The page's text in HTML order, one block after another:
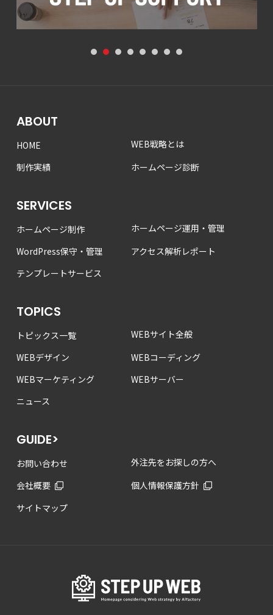
1 2 3 4 5 6 7 8
ABOUT
HOME
WEB戦略とは
制作実績
ホームページ診断
SERVICES
ホームページ制作
ホームページ運用・管理
WordPress保守・管理
アクセス解析レポート
テンプレートサービス
TOPICS
トピックス一覧
WEBサイト全般
WEBデザイン
WEBコーディング
WEBマーケティング
WEBサーバー
ニュース
GUIDE>
お問い合わせ
外注先をお探しの方へ
会社概要
個人情報保護方針
サイトマップ